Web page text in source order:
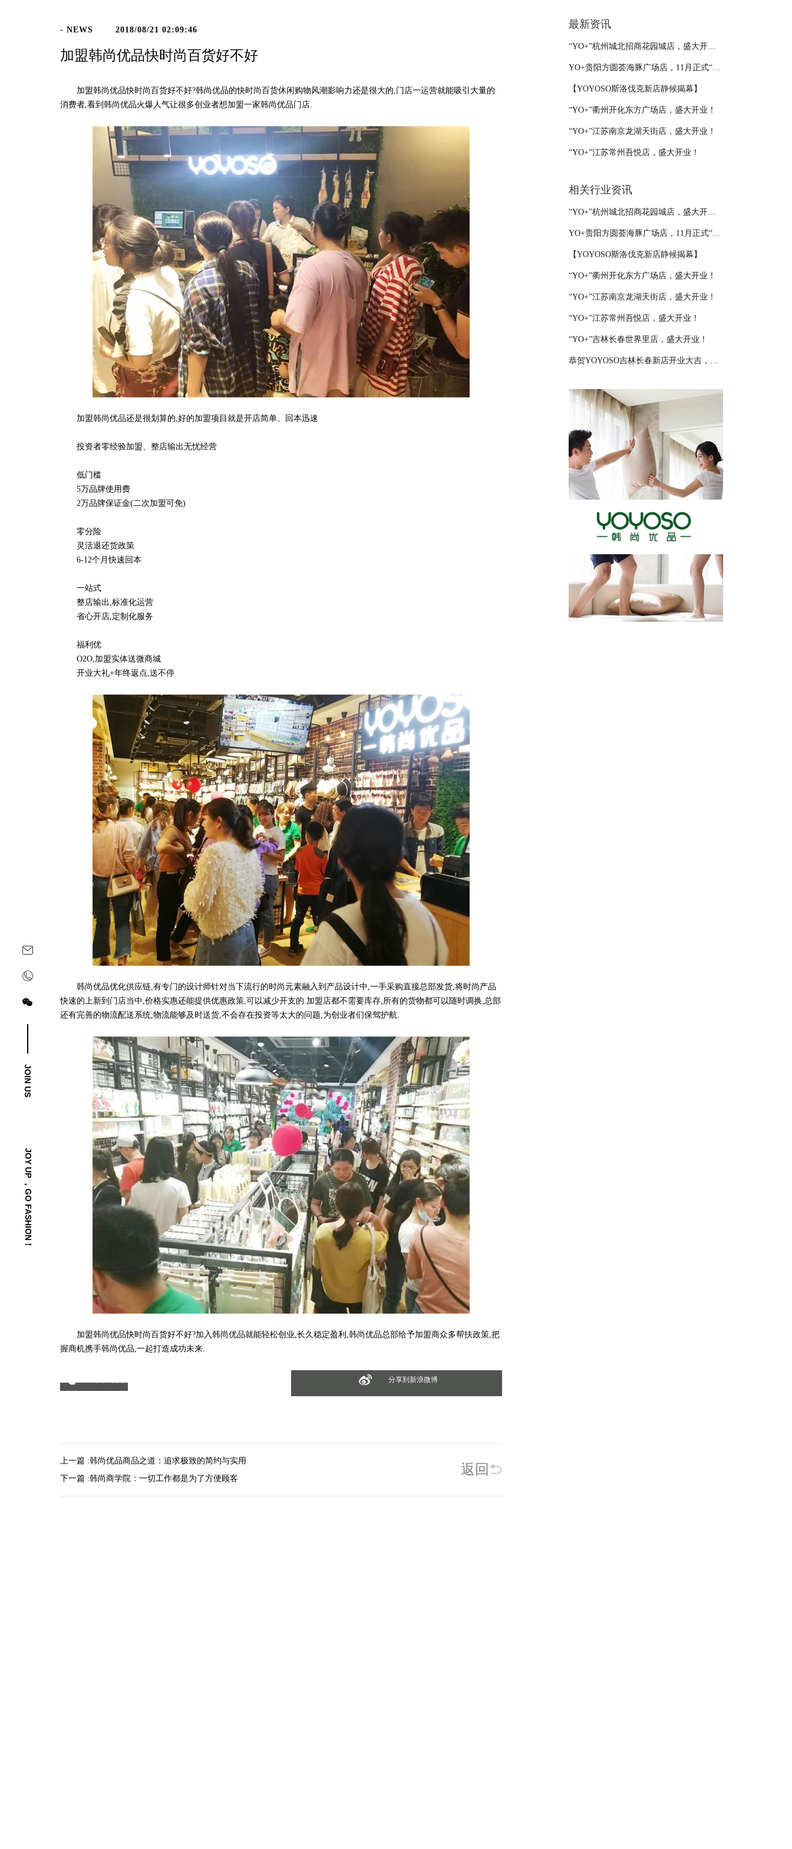
JOIN US
JOY UP ，GO FASHION！
- NEWS 2018/08/21 02:09:46
加盟韩尚优品快时尚百货好不好
加盟韩尚优品快时尚百货好不好?韩尚优品的快时尚百货休闲购物风潮影响力还是很大的,门店一运营就能吸引大量的
消费者,看到韩尚优品火爆人气让很多创业者想加盟一家韩尚优品门店.
加盟韩尚优品还是很划算的,好的加盟项目就是开店简单、回本迅速
投资者零经验加盟、整店输出无忧经营
低门槛
5万品牌使用费
2万品牌保证金(二次加盟可免)
零分险
灵活退还货政策
6-12个月快速回本
一站式
整店输出,标准化运营
省心开店,定制化服务
福利优
O2O,加盟实体送微商城
开业大礼+年终返点,送不停
韩尚优品优化供应链,有专门的设计师针对当下流行的时尚元素融入到产品设计中,一手采购直接总部发货,将时尚产品
快速的上新到门店当中,价格实惠还能提供优惠政策,可以减少开支的.加盟店都不需要库存,所有的货物都可以随时调换,总部
还有完善的物流配送系统,物流能够及时送货,不会存在投资等太大的问题,为创业者们保驾护航.
加盟韩尚优品快时尚百货好不好?加入韩尚优品就能轻松创业,长久稳定盈利,韩尚优品总部给予加盟商众多帮扶政策,把
握商机携手韩尚优品,一起打造成功未来.
分享到新浪微博
上一篇 :韩尚优品商品之道：追求极致的简约与实用
下一篇 :韩尚商学院：一切工作都是为了方便顾客
返回
最新资讯
“YO+”杭州城北招商花园城店，盛大开业！
YO+贵阳方圆荟海豚广场店，11月正式“开闸放鱼”！
【YOYOSO斯洛伐克新店静候揭幕】
“YO+”衢州开化东方广场店，盛大开业！
“YO+”江苏南京龙湖天街店，盛大开业！
“YO+”江苏常州吾悦店，盛大开业！
相关行业资讯
“YO+”杭州城北招商花园城店，盛大开业！
YO+贵阳方圆荟海豚广场店，11月正式“开闸放鱼”！
【YOYOSO斯洛伐克新店静候揭幕】
“YO+”衢州开化东方广场店，盛大开业！
“YO+”江苏南京龙湖天街店，盛大开业！
“YO+”江苏常州吾悦店，盛大开业！
“YO+”吉林长春世界里店，盛大开业！
恭贺YOYOSO吉林长春新店开业大吉，大卖特卖